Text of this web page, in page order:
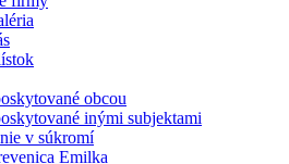
obcou
inými subjektami
v súkromí
Emilka